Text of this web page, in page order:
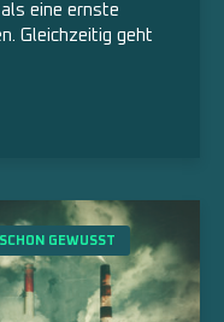
eine ernste
Gleichzeitig geht
SCHON GEWUSST